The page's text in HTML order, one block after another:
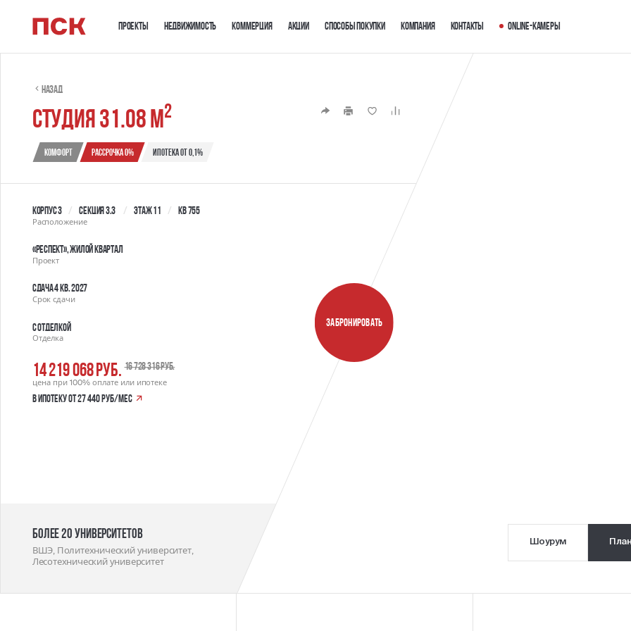
Проекты Недвижимость Коммерция Акции Способы покупки Компания Контакты Online-камеры
Назад
студия 31.08 м2
Комфорт Рассрочка 0% Ипотека от 0,1%
Корпус 3 Секция 3.3 Этаж 11 Кв 755
Расположение
«РЕСПЕКТ», жилой квартал
Проект
Сдача 4 кв. 2027
Срок сдачи
С отделкой
Отделка
14 219 068 руб. 16 728 316 руб.
цена при 100% оплате или ипотеке
в ипотеку от 27 440 руб/мес
Более 20 университетов
ВШЭ, Политехнический университет,
Лесотехнический университет
Шоурум
ЗАБРОНИРОВАТЬ